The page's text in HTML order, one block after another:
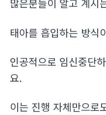
많은분들이 알고 계시
태아를 흡입하는 방식
인공적으로 임신중단
요.
이는 진행 자체만으로